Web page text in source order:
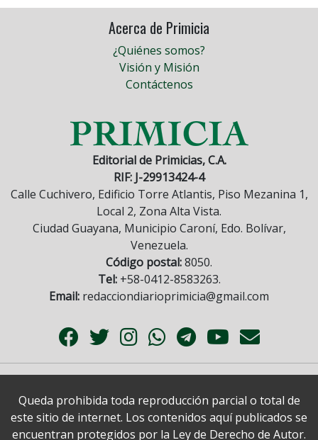
Acerca de Primicia
¿Quiénes somos?
Visión y Misión
Contáctenos
Editorial de Primicias, C.A.
RIF: J-29913424-4
Calle Cuchivero, Edificio Torre Atlantis, Piso Mezanina 1,
Local 2, Zona Alta Vista.
Ciudad Guayana, Municipio Caroní, Edo. Bolívar,
Venezuela.
Código postal:8050.
Tel:+58-0412-8583263.
Email: redacciondiarioprimicia@gmail.com
Queda prohibida toda reproducción parcial o total de
este sitio de internet. Los contenidos aquí publicados se
encuentran protegidos por la Ley de Derecho de Autor.